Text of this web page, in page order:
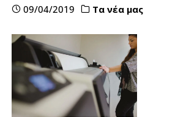
09/04/2019 Τα νέα μας